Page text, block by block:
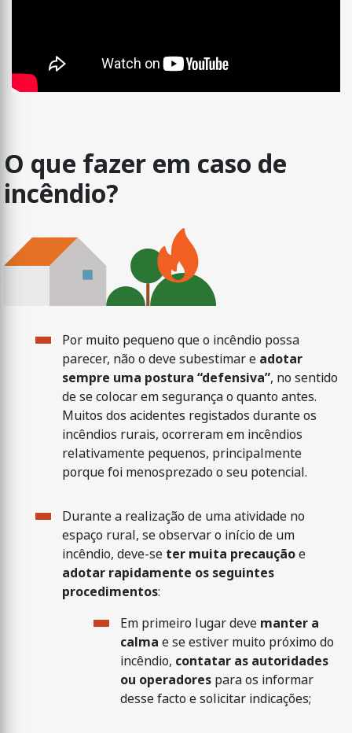
O que fazer em caso de
incêndio?
Por muito pequeno que o incêndio possa
parecer, não o deve subestimar e adotar
sempre uma postura “defensiva”, no sentido
de se colocar em segurança o quanto antes.
Muitos dos acidentes registados durante os
incêndios rurais, ocorreram em incêndios
relativamente pequenos, principalmente
porque foi menosprezado o seu potencial.
Durante a realização de uma atividade no
espaço rural, se observar o início de um
incêndio, deve-se ter muita precauçãoe
adotar rapidamente os seguintes
procedimentos:
Em primeiro lugar deve manter a
calma e se estiver muito próximo do
incêndio, contatar as autoridades
ou operadores para os informar
desse facto e solicitar indicações;